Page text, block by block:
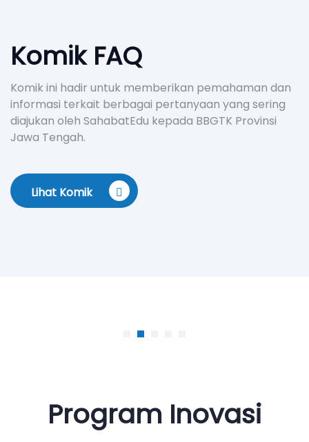
Komik FAQ
Komik ini hadir untuk memberikan pemahaman dan
informasi terkait berbagai pertanyaan yang sering
diajukan oleh SahabatEdu kepada BBGTK Provinsi
Jawa Tengah.
Lihat Komik
Program Inovasi